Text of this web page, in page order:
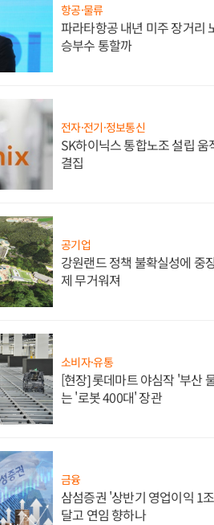
항공·물류
파라타항공 내년 미주 장거리
승부수 통할까
전자·전기·정보통신
SK하이닉스 통합노조 설립
결집
공기업
강원랜드 정책 불확실성에 중
제 무거워져
소비자·유통
[현장] 롯데마트 야심작 '부산
는 '로봇 400대' 장관
금융
삼섬증권 '상반기 영업이익 1
달고 연임 향하나